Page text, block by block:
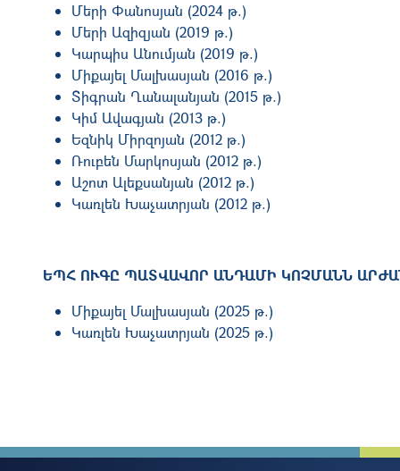
Մերի Փանոսյան (2024 թ.)
Մերի Ազիզյան (2019 թ.)
Կարպիս Անումյան (2019 թ.)
Միքայել Մալխասյան (2016 թ.)
Տիգրան Ղանալանյան (2015 թ.)
Կիմ Ավագյան (2013 թ.)
Եզնիկ Միրզոյան (2012 թ.)
Ռուբեն Մարկոսյան (2012 թ.)
Աշոտ Ալեքսանյան (2012 թ.)
Կառլեն Խաչատրյան (2012 թ.)
ԵՊՀ ՈՒԳԸ ՊԱՏՎԱՎՈՐ ԱՆԴԱՄԻ ԿՈՉՄԱՆՆ
Միքայել Մալխասյան (2025 թ.)
Կառլեն Խաչատրյան (2025 թ.)